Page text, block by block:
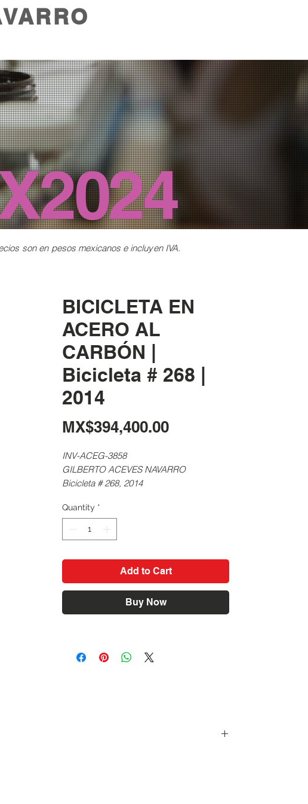
2024
son en pesos mexicanos e incluyen IVA.
BICICLETA EN
ACERO AL
CARBÓN |
Bicicleta # 268 |
2014
MX$394,400.00Price
INV-ACEG-3858
GILBERTO ACEVES NAVARRO
Bicicleta # 268, 2014
in powder coat baked enamel. 167 x 198 x
Quantity *
Add to Cart
Buy Now